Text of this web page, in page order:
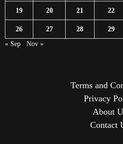
19 20 21 22
26 27 28 29
« Sep
Nov »
Terms and
Privacy
About
Contact